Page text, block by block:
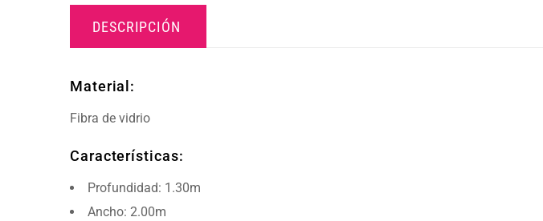
DESCRIPCIÓN
Material:
Fibra de vidrio
Características:
Profundidad: 1.30m
Ancho: 2.00m